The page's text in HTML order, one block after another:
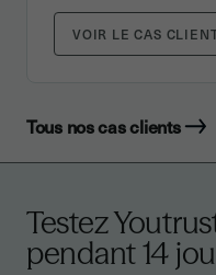
VOIR LE CAS
Tous nos cas clients
Testez
pendant 14